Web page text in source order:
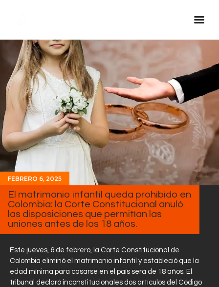
Inicio Real FM
Streaming
En Vivo
Descarga La APP
Programas
Noticias
Sobre Nosotros
Contactos
FEBRERO 6, 2025
El matrimonio infantil queda prohibido en
Colombia: la Corte Constitucional anuló
las disposiciones que permitían las
uniones antes de los 18 años.
Este jueves, 6 de febrero, la Corte Constitucional de
Colombia eliminó el matrimonio infantil y estableció que la
edad mínima para casarse en el país será de 18 años. El
tribunal declaró inconstitucionales dos artículos del Código